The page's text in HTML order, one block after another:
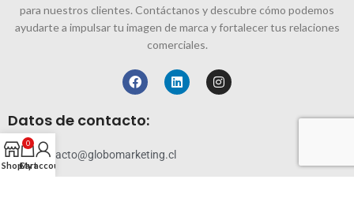
para nuestros clientes. Contáctanos y descubre cómo podemos
ayudarte a impulsar tu imagen de marca y fortalecer tus relaciones
comerciales.
Datos de contacto:
contacto@globomarketing.cl
Shop
0
Cart
My account